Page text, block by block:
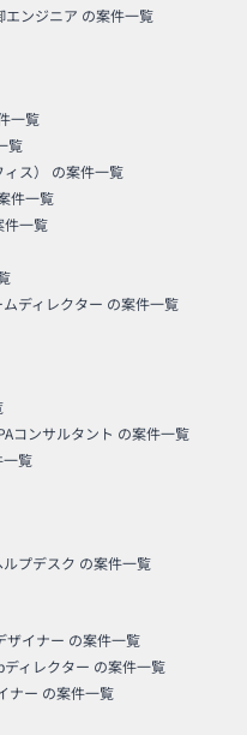
エンジニア の案件一覧
一覧
覧
ス）
の案件一覧
件一覧
件一覧
ムディレクター の案件一覧
コンサルタント の案件一覧
一覧
ルプデスク の案件一覧
ザイナー の案件一覧
ディレクター の案件一覧
ナー の案件一覧